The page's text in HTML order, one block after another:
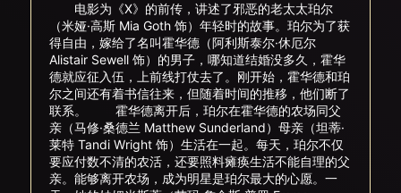
电影为《X》的前传，讲述了邪恶的老太太珀尔
（米娅·高斯 Mia Goth 饰）年轻时的故事。珀尔为了获
得自由，嫁给了名叫霍华德（阿利斯泰尔·休厄尔
Alistair Sewell 饰）的男子，哪知道结婚没多久，霍华
德就应征入伍，上前线打仗去了。刚开始，霍华德和珀
尔之间还有着书信往来，但随着时间的推移，他们断了
联系。 霍华德离开后，珀尔在霍华德的农场同父
亲（马修·桑德兰 Matthew Sunderland）母亲（坦蒂·
莱特 Tandi Wright 饰）生活在一起。每天，珀尔不仅
要应付数不清的农活，还要照料瘫痪生活不能自理的父
亲。能够离开农场，成为明星是珀尔最大的心愿。一